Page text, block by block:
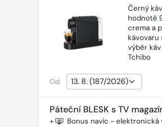
Černý
hodnotě
crema a
kávovaru
výběr
Tchibo
Od:
Páteční BLESK s TV
+ Bonus navíc - elektronická